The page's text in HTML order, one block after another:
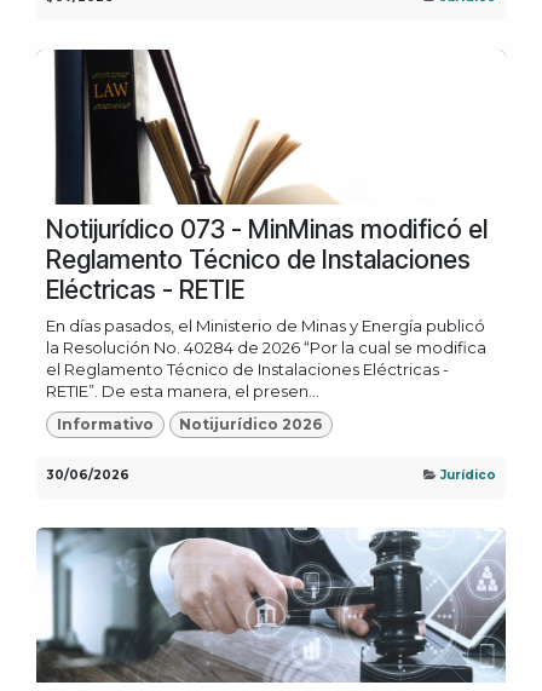
Notijurídico 073 - MinMinas modificó el
Reglamento Técnico de Instalaciones
Eléctricas - RETIE
En días pasados, el Ministerio de Minas y Energía publicó
la Resolución No. 40284 de 2026 “Por la cual se modifica
el Reglamento Técnico de Instalaciones Eléctricas -
RETIE”. De esta manera, el presen...
Informativo Notijurídico 2026
30/06/2026 Jurídico